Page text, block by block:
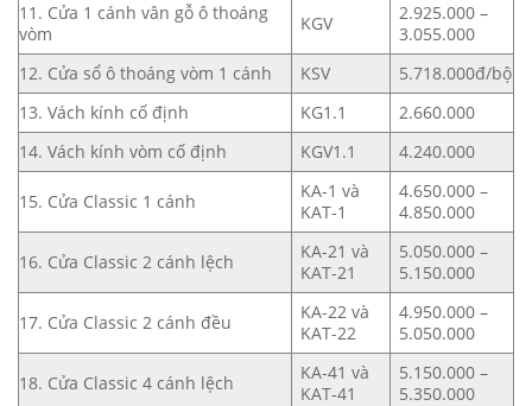
11. Cửa 1 cánh vân gỗ ô thoáng
vòm
KGV
2.925.000 –
3.055.000
12. Cửa sổ ô thoáng vòm 1 cánh
KSV
5.718.000đ/bộ
13. Vách kính cố định
KG1.1
2.660.000
14. Vách kính vòm cố định
KGV1.1 4.240.000
15. Cửa Classic 1 cánh
KA-1 và
KAT-1
4.650.000 –
4.850.000
16. Cửa Classic 2 cánh lệch
KA-21 và
KAT-21
5.050.000 –
5.150.000
17. Cửa Classic 2 cánh đều
KA-22 và
KAT-22
4.950.000 –
5.050.000
18. Cửa Classic 4 cánh lệch
KA-41 và
KAT-41
5.150.000 –
5.350.000